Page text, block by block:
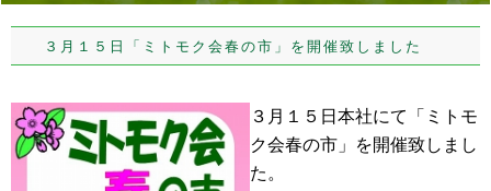
３月１５日「ミトモク会春の市」を開催致しました
３月１５日本社にて「ミトモ
ク会春の市」を開催致しまし
た。